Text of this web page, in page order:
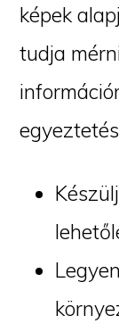
képek
tudja